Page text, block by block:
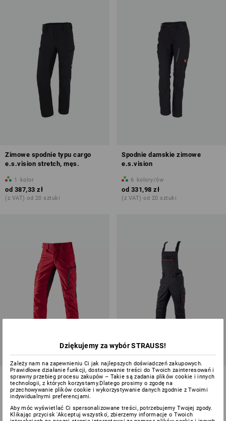
Zimowe spodnie typu cargo
e.s.vision stretch, męs.
1 kolor
od 387,33 zł
(z VAT) od 20 sztuki
Spodnie damskie zimowe
e.s.vision
6 kolory/ów
od 331,98 zł
(z VAT) od 20 sztuki
Spodnie do pasa zimowe
e.s.vision
7 kolory/ów
od 331,98 zł
(z VAT) od 20 sztuki
Ogrodniczki e.s.concrete light
allseason
od 442,68 zł
(z VAT) od 10 sztuki
Dziękujemy za wybór STRAUSS!
Zależy nam na zapewnieniu Ci jak najlepszych doświadczeń zakupowych.
Prawidłowe działanie funkcji, dostosowanie treści do Twoich zainteresowań i
sprawny przebieg procesu zakupów – Takie są zadania plików cookie i innych
technologii, z których korzystamy.Dlatego prosimy o zgodę na
przechowywanie plików cookie i wykorzystywanie danych zgodnie z Twoimi
indywidualnymi preferencjami.
Aby móc wyświetlać Ci spersonalizowane treści, potrzebujemy Twojej zgody.
Klikając przycisk 'Akceptuj wszystko', zbierzemy informacje o Twoich